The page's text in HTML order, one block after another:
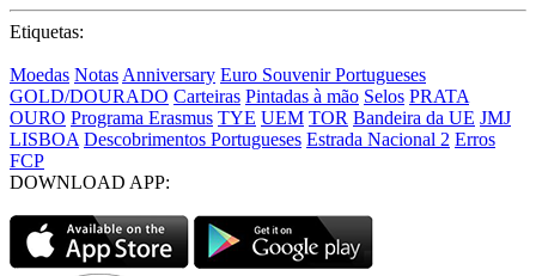
Etiquetas:
Moedas Notas Anniversary Euro Souvenir Portugueses
GOLD/DOURADO Carteiras Pintadas à mão Selos PRATA
OURO Programa Erasmus TYE UEM TOR Bandeira da UE JMJ
LISBOA Descobrimentos Portugueses Estrada Nacional 2 Erros
FCP
DOWNLOAD APP: